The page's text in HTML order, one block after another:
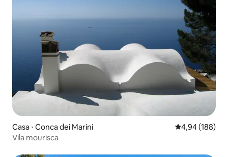
Casa ⋅ Conca dei Marini 4,94 de uma
4,94 (188)
Vila mourisca